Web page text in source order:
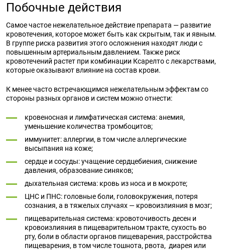
Побочные действия
Самое частое нежелательное действие препарата — развитие
кровотечения, которое может быть как скрытым, так и явным.
В группе риска развития этого осложнения находят люди с
повышенным артериальным давлением. Также риск
кровотечений растет при комбинации Ксарелтослекарствами,
которые оказывают влияние на состав крови.
К менее часто встречающимся нежелательным эффектам со
стороны разных органов и систем можно отнести:
кровеносная и лимфатическая система: анемия,
уменьшение количества тромбоцитов;
иммунитет: аллергии, в том числе аллергические
высыпания на коже;
сердце и сосуды: учащение сердцебиения, снижение
давления, образование синяков;
дыхательная система: кровь из носа и в мокроте;
ЦНС и ПНС: головные боли, головокружения, потеря
сознания, а в тяжелых случаях — кровоизлияния в мозг;
пищеварительная система: кровоточивость десен и
кровоизлияния в пищеварительном тракте, сухость во
рту, боли в области органов пищеварения, расстройства
пищеварения, в том числе тошнота, рвота, диарея или